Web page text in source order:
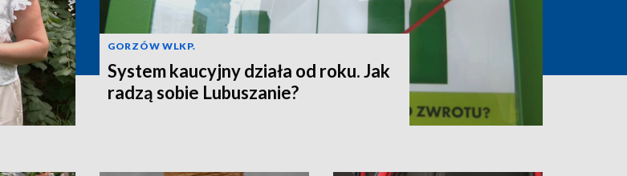
GORZÓW WLKP.
System kaucyjny działa od roku. Jak
radzą sobie Lubuszanie?